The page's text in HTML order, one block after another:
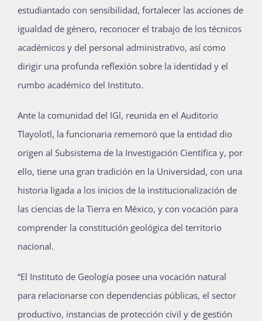
estudiantado con sensibilidad, fortalecer las acciones de
igualdad de género, reconocer el trabajo de los técnicos
académicos y del personal administrativo, así como
dirigir una profunda reflexión sobre la identidad y el
rumbo académico del Instituto.
Ante la comunidad del IGl, reunida en el Auditorio
Tlayolotl, la funcionaria rememoró que la entidad dio
origen al Subsistema de la Investigación Científica y, por
ello, tiene una gran tradición en la Universidad, con una
historia ligada a los inicios de la institucionalización de
las ciencias de la Tierra en México, y con vocación para
comprender la constitución geológica del territorio
nacional.
“El Instituto de Geología posee una vocación natural
para relacionarse con dependencias públicas, el sector
productivo, instancias de protección civil y de gestión